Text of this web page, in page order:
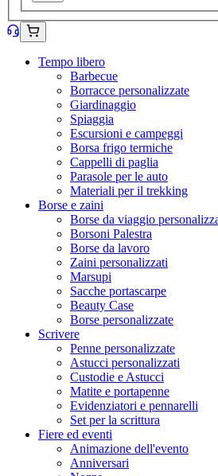
Tempo libero
Barbecue
Borracce personalizzate
Giardinaggio
Spiaggia
Escursioni e campeggi
Borsa frigo termiche
Cappelli di paglia
Parasole per le auto
Materiali per il trekking
Borse e zaini
Borse da viaggio
Borsoni Palestra
Borse da lavoro
Zaini personalizzati
Marsupi
Sacche portascarpe
Beauty Case
Borse personalizzate
Scrivere
Penne personalizzate
Astucci personalizzati
Custodie e Astucci
Matite e portapenne
Evidenziatori e pennarelli
Set per la scrittura
Fiere ed eventi
Animazione dell'evento
Anniversari